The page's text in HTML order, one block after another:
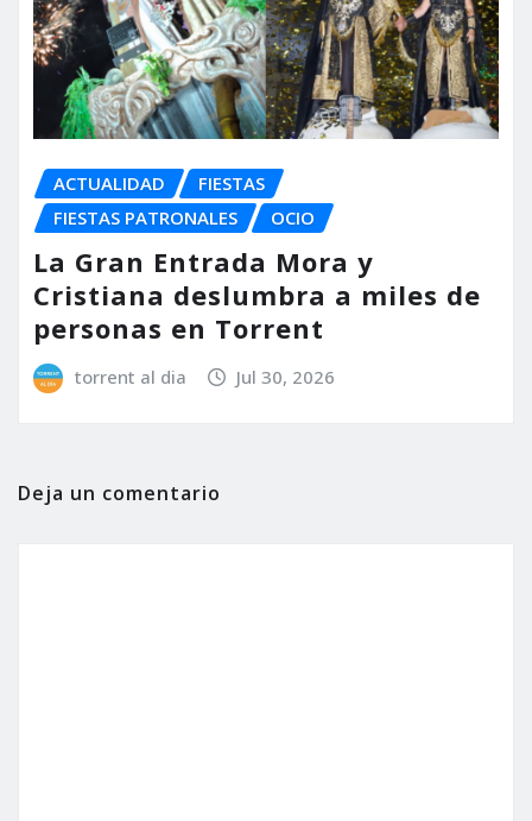
ACTUALIDAD
FIESTAS
FIESTAS PATRONALES
OCIO
La Gran Entrada Mora y
Cristiana deslumbra a miles de
personas en Torrent
torrent al dia Jul 30, 2026
Deja un comentario